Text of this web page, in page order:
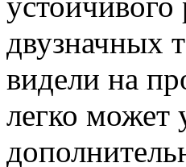
двузначных
видели на
легко может